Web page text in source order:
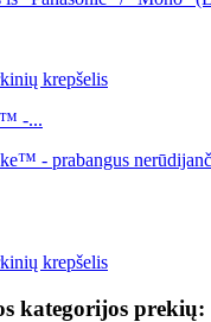
krepšelis
-...
krepšelis
kategorijos prekių: